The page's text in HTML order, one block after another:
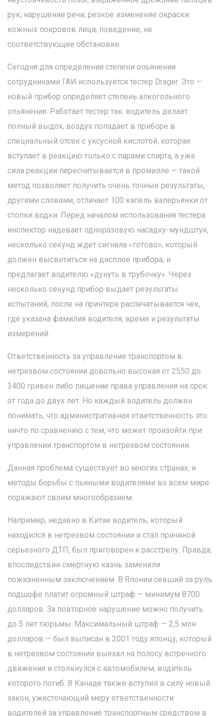
рук; нарушение речи; резкое изменение окраски
кожных покровов лица; поведение, не
соответствующее обстановке.
Сегодня для определения степени опьянения
сотрудниками ГАИ используется тестер Drager. Это —
новый прибор определяет степень алкогольного
опьянения. Работает тестер так: водитель делает
полный выдох, воздух попадает в приборе в
специальный отсек с уксусной кислотой, которая
вступает в реакцию только с парами спирта, а уже
сила реакции пересчитывается в промилле — такой
метод позволяет получить очень точные результаты,
другими словами, отличает 100 капель валерьянки от
стопки водки. Перед началом использования тестера
инспектор надевает одноразовую насадку-мундштук,
несколько секунд ждет сигнала «готово», который
должен высветиться на дисплее прибора, и
предлагает водителю «дунуть в трубочку». Через
несколько секунд прибор выдает результаты
испытаний, после на принтере распечатывается чек,
где указана фамилия водителя, время и результаты
измерений.
Ответственность за управление транспортом в
нетрезвом состоянии довольно высокая от 2550 до
3400 гривен либо лишение права управления на срок
от года до двух лет. Но каждый водитель должен
понимать, что административная ответственность это
ничто по сравнению с тем, что может произойти при
управлении транспортом в нетрезвом состоянии.
Данная проблема существует во многих странах, и
методы борьбы с пьяными водителями во всем мире
поражают своим многообразием.
Например, недавно в Китае водитель, который
находился в нетрезвом состоянии и стал причиной
серьезного ДТП, был приговорен к расстрелу. Правда,
впоследствии смертную казнь заменили
пожизненным заключением. В Японии севший за руль
подшофе платит огромный штраф — минимум 8700
долларов. За повторное нарушение можно получить
до 5 лет тюрьмы. Максимальный штраф — 2,5 млн.
долларов — был выписан в 2001 году японцу, который
в нетрезвом состоянии выехал на полосу встречного
движения и столкнулся с автомобилем, водитель
которого погиб. В Канаде также вступил в силу новый
закон, ужесточающий меру ответственности
водителей за управление транспортным средством в